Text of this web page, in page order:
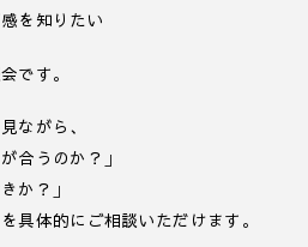
を知りたい
です。
ながら、
合うのか？」
か？」
具体的にご相談いただけます。